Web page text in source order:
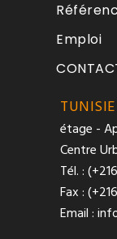
Emploi
étage -
Centre
Tél. :
Fax :
Email :